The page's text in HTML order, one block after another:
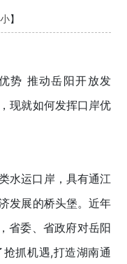
小】
推动岳阳开放发
现就如何发挥口岸优
运口岸，具有通江
发展的桥头堡。近年
省委、省政府对岳阳
抓机遇,打造湖南通